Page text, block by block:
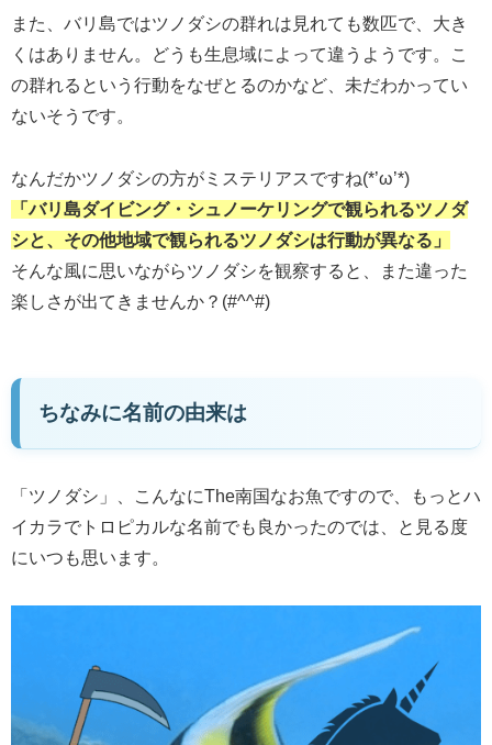
また、バリ島ではツノダシの群れは見れても数匹で、大き
くはありません。どうも生息域によって違うようです。こ
の群れるという行動をなぜとるのかなど、未だわかってい
ないそうです。
なんだかツノダシの方がミステリアスですね(*’ω’*)
「バリ島ダイビング・シュノーケリングで観られるツノダ
シと、その他地域で観られるツノダシは行動が異なる」
そんな風に思いながらツノダシを観察すると、また違った
楽しさが出てきませんか？(#^^#)
ちなみに名前の由来は
「ツノダシ」、こんなにThe南国なお魚ですので、もっとハ
イカラでトロピカルな名前でも良かったのでは、と見る度
にいつも思います。